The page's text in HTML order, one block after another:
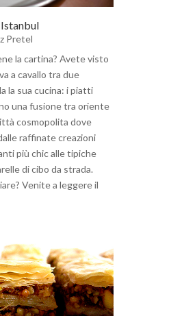
Pretel
la cartina? Avete visto
a cavallo tra due
la sua cucina: i piatti
una fusione tra oriente
cosmopolita dove
raffinate creazioni
più chic alle tipiche
di cibo da strada.
Venite a leggere il